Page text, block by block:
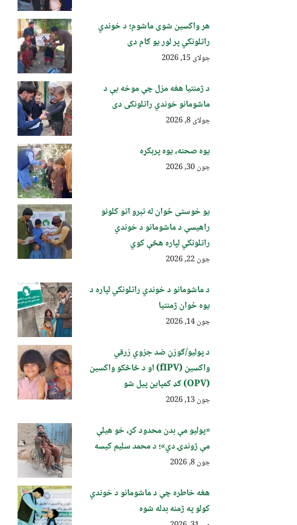
هر واکسین شوی ماشوم؛ د خوندي
راتلونکي پر لور یو ګام دی
جولای 15, 2026
د ژمنتیا هغه مزل چې موخه یې د
ماشومانو خوندي راتلونکی دی
جولای 8, 2026
یوه صحنه، یوه پرېکړه
جون 30, 2026
یو خوستی ځوان له تېرو اتو کلونو
راهیسې د ماشومانو د خوندي
راتلونکي لپاره هڅې کوي
جون 22, 2026
د ماشومانو د خوندي راتلونکي لپاره د
یوه ځوان ژمنتیا
جون 14, 2026
د پولیو/ګوزڼ ضد جزوي زرقي
واکسین (fIPV) او د څاڅکو واکسین
(OPV) ګډ کمپاین پيل شو
جون 13, 2026
«پولیو مې بدن محدود کړ، خو هیلې
مې ژوندۍ دي»؛ د محمد سلیم کیسه
جون 8, 2026
هغه خاطره چې د ماشومانو د خوندي
کولو په ژمنه بدله شوه